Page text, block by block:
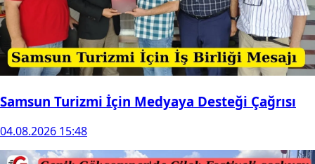
Samsun Turizmi İçin Medyaya Desteği Çağrısı
04.08.2026 15:48